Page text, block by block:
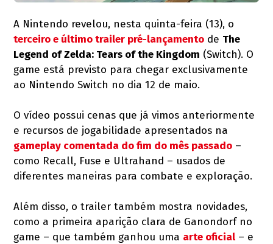
A Nintendo revelou, nesta quinta-feira (13), o
terceiro e último trailer pré-lançamento de The
Legend of Zelda: Tears of the Kingdom (Switch). O
game está previsto para chegar exclusivamente
ao Nintendo Switch no dia 12 de maio.
O vídeo possui cenas que já vimos anteriormente
e recursos de jogabilidade apresentados na
gameplay comentada do fim do mês passado –
como Recall, Fuse e Ultrahand – usados de
diferentes maneiras para combate e exploração.
Além disso, o trailer também mostra novidades,
como a primeira aparição clara de Ganondorf no
game – que também ganhou uma arte oficial – e